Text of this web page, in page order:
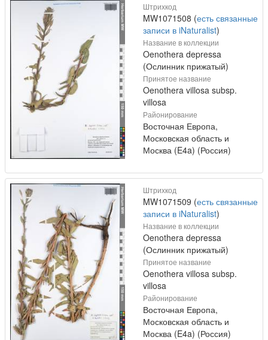
Штрихкод
MW1071508 (есть связанные
записи в iNaturalist)
Название в коллекции
Oenothera depressa
(Ослинник прижатый)
Принятое название
Oenothera villosa subsp.
villosa
Районирование
Восточная Европа,
Московская область и
Москва (E4a) (Россия)
Штрихкод
MW1071509 (есть связанные
записи в iNaturalist)
Название в коллекции
Oenothera depressa
(Ослинник прижатый)
Принятое название
Oenothera villosa subsp.
villosa
Районирование
Восточная Европа,
Московская область и
Москва (E4a) (Россия)